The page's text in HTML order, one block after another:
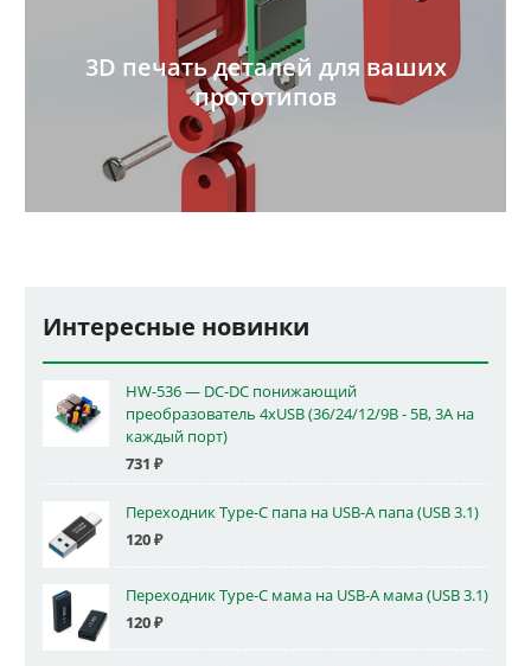
3D печать деталей для ваших
прототипов
Интересные новинки
HW-536 — DC-DC понижающий
преобразователь 4xUSB (36/24/12/9В - 5В, 3А на
каждый порт)
731 ₽
Переходник Type-C папа на USB-A папа (USB 3.1)
120₽
Переходник Type-C мама на USB-A мама (USB 3.1)
120₽